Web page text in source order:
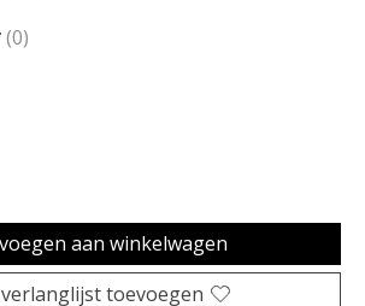
dit product is
(0)
aan winkelwagen
toevoegen